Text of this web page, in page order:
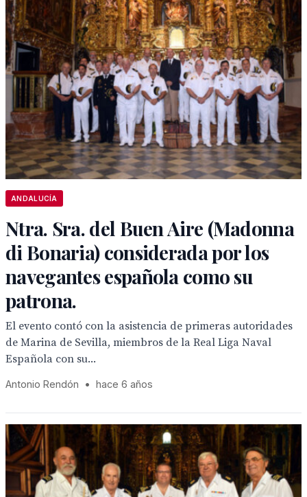
ANDALUCÍA
Ntra. Sra. del Buen Aire (Madonna
di Bonaria) considerada por los
navegantes española como su
patrona.
El evento contó con la asistencia de primeras autoridades
de Marina de Sevilla, miembros de la Real Liga Naval
Española con su...
Antonio Rendón • hace 6 años